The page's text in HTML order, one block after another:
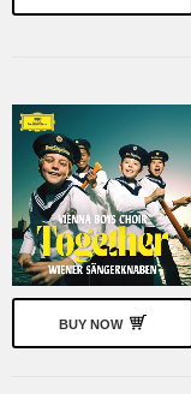
BUY NOW